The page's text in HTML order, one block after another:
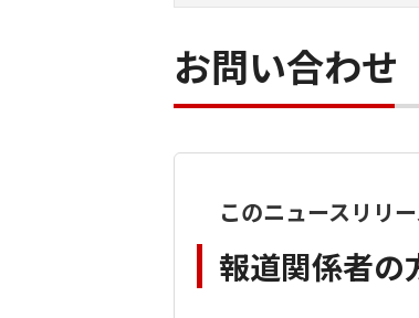
お問い合わせ
このニュースリリ
報道関係者の